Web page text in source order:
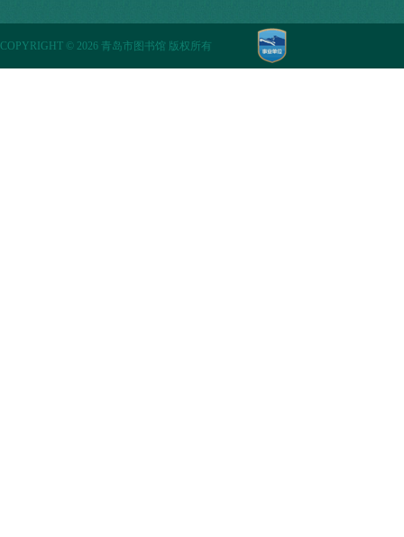
COPYRIGHT © 2026 青岛市图书馆 版权所有